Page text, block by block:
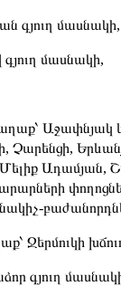
գյուղ մասնակի,
մասնակի,
քաղաք՝
Չարենցի,
Ադամյան,
Ջերմուկի
գյուղ